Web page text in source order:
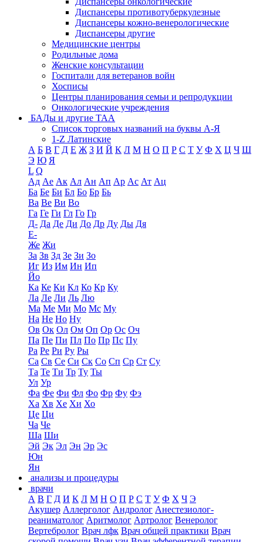
Диспансеры противотуберкулезные
Диспансеры кожно-венерологические
Диспансеры другие
Медицинские центры
Родильные дома
Женские консультации
Госпитали для ветеранов войн
Хосписы
Центры планирования семьи и репродукции
Онкологические учреждения
БАДы и другие ТАА
Список торговых названий на буквы А-Я
1-Z Латинские
А Б В Г Д Е Ж З И Й К Л М Н О П Р С Т У Ф Х Ц Ч Ш
Э Ю Я
L Q
Ад Ае Ак Ал Ан Ап Ар Ас Ат Ац
Ба Бе Би Бл Бо Бр Бь
Ва Ве Ви Во
Га Ге Ги Гл Го Гр
Д- Да Де Ди До Др Ду Ды Дя
Е-
Же Жи
За Зв Зд Зе Зи Зо
Иг Из Им Ин Ип
Йо
Ка Ке Ки Кл Ко Кр Ку
Ла Ле Ли Ль Лю
Ма Ме Ми Мо Мс Му
На Не Но Ну
Ов Ок Ол Ом Оп Ор Ос Оч
Па Пе Пи Пл По Пр Пс Пу
Ра Ре Ри Ру Ры
Са Св Се Си Ск Со Сп Ср Ст Су
Та Те Ти Тр Ту Ты
Ул Ур
Фа Фе Фи Фл Фо Фр Фу Фэ
Ха Хв Хе Хи Хо
Це Ци
Ча Че
Ша Ши
Эй Эк Эл Эн Эр Эс
Юн
Ян
анализы и процедуры
врачи
А В Г Д И К Л М Н О П Р С Т У Ф Х Ч Э
Акушер Аллерголог Андролог Анестезиолог-
реаниматолог Аритмолог Артролог Венеролог
Вертебролог Врач лфк Врач общей практики Врач